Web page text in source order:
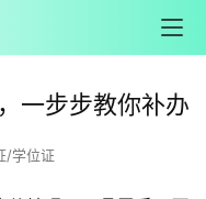
一步步教你补办
/学位证